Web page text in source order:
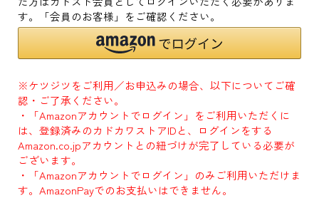
す。「会員のお客様」をご確認ください。
※ケツジツをご利用／お申込みの場合、以下についてご確
認・ご了承ください。
・「Amazonアカウントでログイン」をご利用いただくに
は、登録済みのカドカワストアIDと、ログインをする
Amazon.co.jpアカウントとの紐づけが完了している必要が
ございます。
・「Amazonアカウントでログイン」のみご利用いただけま
す。AmazonPayでのお支払いはできません。